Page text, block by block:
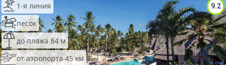
9.2
1-я линия
песок
до пляжа 84 м
от аэропорта 45 км